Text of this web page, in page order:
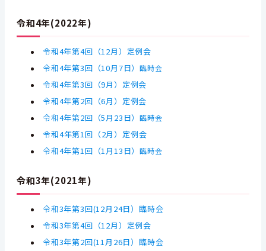
令和4年(2022年)
令和4年第4回（12月）定例会
令和4年第3回（10月7日）臨時会
令和4年第3回（9月）定例会
令和4年第2回（6月）定例会
令和4年第2回（5月23日）臨時会
令和4年第1回（2月）定例会
令和4年第1回（1月13日）臨時会
令和3年(2021年)
令和3年第3回(12月24日）臨時会
令和3年第4回（12月）定例会
令和3年第2回(11月26日）臨時会